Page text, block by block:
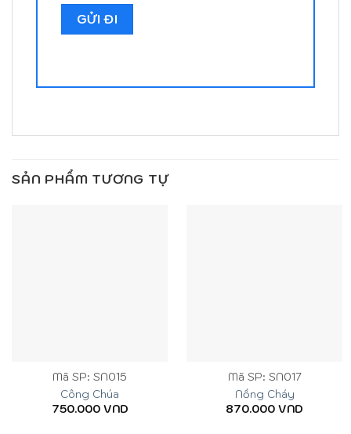
SẢN PHẨM TƯƠNG TỰ
Mã SP: SN015
Công Chúa
750.000VND
Mã SP: SN017
Nồng Cháy
870.000 VND